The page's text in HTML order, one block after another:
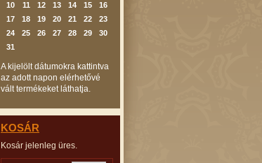
10
11 12 13 14 15
16
17
18 19 20 21 22
23
24
25 26 27 28 29
30
31
A kijelölt dátumokra kattintva
az adott napon elérhetővé
vált termékeket láthatja.
KOSÁR
Kosár jelenleg üres.